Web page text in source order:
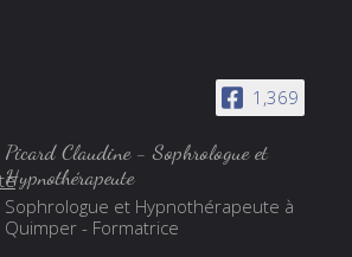
1,369
Picard Claudine - Sophrologue et
Hypnothérapeute
Sophrologue et Hypnothérapeute à
Quimper - Formatrice